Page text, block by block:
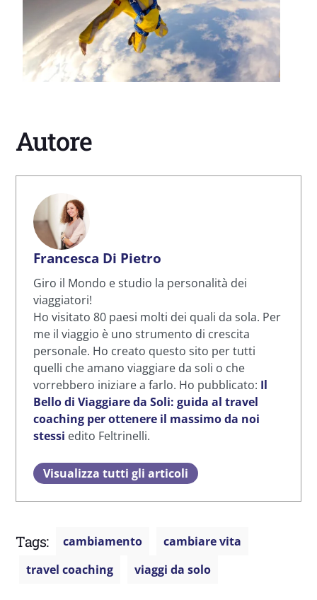
Autore
Francesca Di Pietro
Giro il Mondo e studio la personalità dei
viaggiatori!
Ho visitato 80 paesi molti dei quali da sola. Per
me il viaggio è uno strumento di crescita
personale. Ho creato questo sito per tutti
quelli che amano viaggiare da soli o che
vorrebbero iniziare a farlo. Ho pubblicato: Il
Bello di Viaggiare da Soli: guida al travel
coaching per ottenere il massimo da noi
stessi edito Feltrinelli.
Visualizza tutti gli articoli
Tags: cambiamento
cambiare vita
travel coaching
viaggi da solo